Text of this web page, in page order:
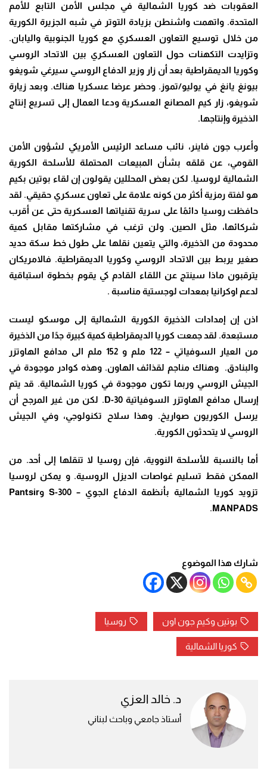
العقوبات ضد كوريا الشمالية في مجلس الأمن التابع للأمم
المتحدة. واتهمت واشنطن بزيادة التوتر في شبه الجزيرة الكورية
من خلال توسيع التعاون العسكري مع كوريا الجنوبية واليابان.
وتزايدت التكهنات حول التعاون العسكري بين الاتحاد الروسي
وكوريا الديمقراطية بعد أن زار وزير الدفاع الروسي سيرغي شويغو
بيونغ يانغ في يوليو/تموز. وحضر عرضا عسكريا هناك. وبعد زيارة
شويغو، زار كيم المصانع العسكرية ودعا العمال إلى تسريع إنتاج
الذخيرة وإنتاجها.
وأعرب جون فاينر، نائب مساعد الرئيس الأمريكي لشؤون الأمن
القومي، عن قلقه بشأن المبيعات المحتملة للأسلحة الكورية
الشمالية لروسيا. لكن بعض المحللين يقولون إن لقاء بوتين بكيم
هو لفتة رمزية أكثر من كونه علامة على تعاون عسكري حقيقي. لقد
حافظت روسيا دائمًا على سرية تقنياتها العسكرية حتى عن أقرب
شركائها، مثل الصين. ولن ترغب في مشاركتها مقابل كمية
محدودة من الذخيرة، والتي يتعين نقلها على طول خط سكة حديد
صغير يربط بين الاتحاد الروسي وكوريا الديمقراطية. فالامريكان
يترقبون ماذا سينتج عن اللقاء القادم كي يقوم بخطوة استباقية
لدعم اوكرانيا بمعدات لوجستية مناسبة .
اذن إن إمدادات الذخيرة الكورية الشمالية إلى موسكو ليست
مستبعدة. لقد جمعت كوريا الديمقراطية كمية كبيرة جدًا من الذخيرة
من العيار السوفياتي – 122 ملم و 152 ملم الى مدافع الهاوتزر
والبنادق. وهناك مناجم لقذائف الهاون. وهذه كوادر موجودة في
الجيش الروسي وربما تكون موجودة في كوريا الشمالية. قد يتم
إرسال مدافع الهاوتزر السوفياتيةD-30.
لكن من غير المرجح أن
يرسل الكوريون صواريخ. وهذا سلاح تكنولوجي، وفي الجيش
الروسي لا يتحدثون الكورية.
أما بالنسبة للأسلحة النووية، فإن روسيا لا تنقلها إلى أحد. من
الممكن فقط تسليم غواصات الديزل الروسية. و يمكن لروسيا
تزويد كوريا الشمالية بأنظمة الدفاع الجوي – S-300 وPantsir
MANPADS
.
شارك هذا الموضوع
بوتين وكيم جون اون روسيا
كوريا الشمالية
د. خالد العزي
أستاذ جامعي وباحث لبناني